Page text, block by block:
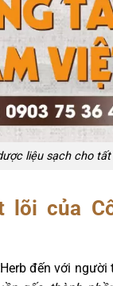
liệu sạch cho
của
đến với người